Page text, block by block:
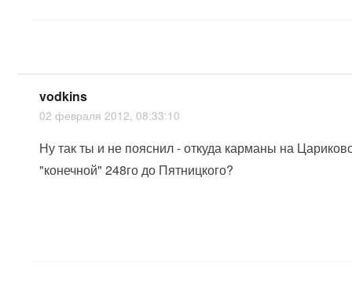
vodkins
02 февраля 2012, 08:33:10
Ну так ты и не пояснил - откуда карманы на
"конечной" 248го до Пятницкого?